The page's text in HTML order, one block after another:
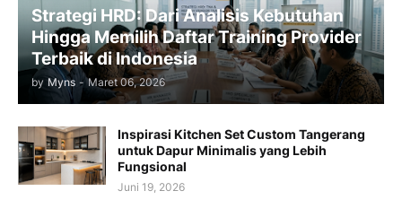
Strategi HRD: Dari Analisis Kebutuhan
Hingga Memilih Daftar Training Provider
Terbaik di Indonesia
by Myns - Maret 06, 2026
Inspirasi Kitchen Set Custom Tangerang
untuk Dapur Minimalis yang Lebih
Fungsional
Juni 19, 2026